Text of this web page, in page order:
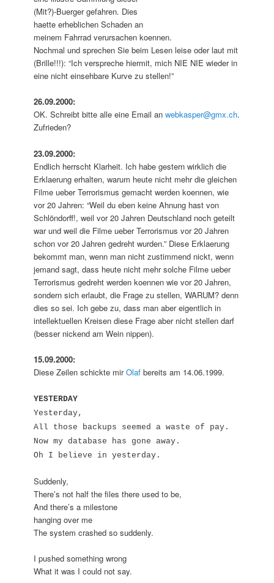
(Mit?)-Buerger gefahren. Dies
haette erheblichen Schaden an
meinem Fahrrad verursachen koennen.
Nochmal und sprechen Sie beim Lesen leise oder laut mit
(Brille!!!): “Ich verspreche hiermit, mich NIE NIE wieder in
eine nicht einsehbare Kurve zu stellen!”
26.09.2000:
OK. Schreibt bitte alle eine Email anwebkasper@gmx.ch.
Zufrieden?
23.09.2000:
Endlich herrscht Klarheit. Ich habe gestern wirklich die
Erklaerung erhalten, warum heute nicht mehr die gleichen
Filme ueber Terrorismus gemacht werden koennen, wie
vor 20 Jahren: “Weil du eben keine Ahnung hast von
Schlöndorff!, weil vor 20 Jahren Deutschland noch geteilt
war und weil die Filme ueber Terrorismus vor 20 Jahren
schon vor 20 Jahren gedreht wurden.” Diese Erklaerung
bekommt man, wenn man nicht zustimmend nickt, wenn
jemand sagt, dass heute nicht mehr solche Filme ueber
Terrorismus gedreht werden koennen wie vor 20 Jahren,
sondern sich erlaubt, die Frage zu stellen, WARUM? denn
dies so sei. Ich gebe zu, dass man aber eigentlich in
intellektuellen Kreisen diese Frage aber nicht stellen darf
(besser nickend am Wein nippen).
15.09.2000:
Diese Zeilen schickte mirOlaf bereits am 14.06.1999.
YESTERDAY
Yesterday,
All those backups seemed a waste of pay.
Now my database has gone away.
Oh I believe in yesterday.
Suddenly,
There’s not half the files there used to be,
And there’s a milestone
hanging over me
The system crashed so suddenly.
I pushed something wrong
What it was I could not say.